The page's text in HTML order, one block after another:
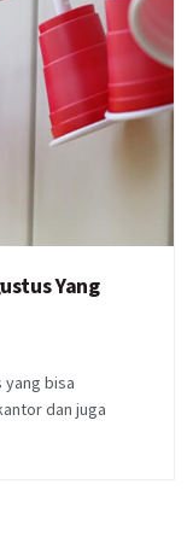
Yang
yang bisa
dan juga